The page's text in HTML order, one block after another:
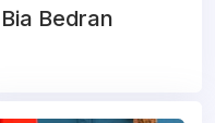
Bia Bedran